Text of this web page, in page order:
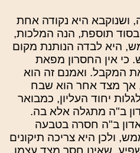
ושנוקבא היא נקודה אחת
תוספת, הנה המלכות,
היא לבדה הנותנת מקום
כי אין החסרון מפאת
המקבל. ואמנם זה הוא
אך מצד אחר הוא שבח
יחוד העליון, כמבואר
ב"ה מתגלה אלא בה.
ב"ה חסרה בטבעה
ולכן היא צריכה תיקונים
שאינו חסר מצד עצמו.